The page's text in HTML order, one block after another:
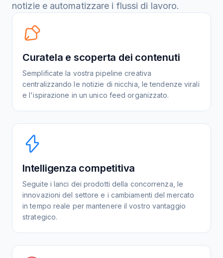
notizie e automatizzare i flussi di lavoro.
Curatela e scoperta dei contenuti
Semplificate la vostra pipeline creativa
centralizzando le notizie di nicchia, le tendenze virali
e l'ispirazione in un unico feed organizzato.
Intelligenza competitiva
Seguite i lanci dei prodotti della concorrenza, le
innovazioni del settore e i cambiamenti del mercato
in tempo reale per mantenere il vostro vantaggio
strategico.